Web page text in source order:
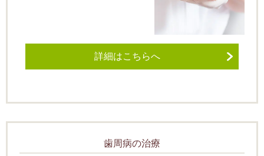
詳細はこちらへ
歯周病の治療